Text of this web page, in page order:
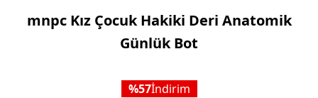
mnpc Kız Çocuk Hakiki Deri Anatomik
Günlük Bot
57İndirim